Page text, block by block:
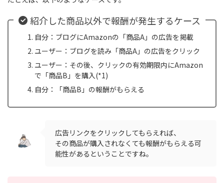
紹介した商品以外で報酬が発生するケース
自分：ブログにAmazonの「商品A」の広告を掲載
ユーザー：ブログを読み「商品A」の広告をクリック
ユーザー：その後、クリックの有効期限内にAmazon
で「商品B」を購入(*1)
自分：「商品B」の報酬がもらえる
広告リンクをクリックしてもらえれば、
その商品が購入されなくても報酬がもらえる可
能性があるということですね。